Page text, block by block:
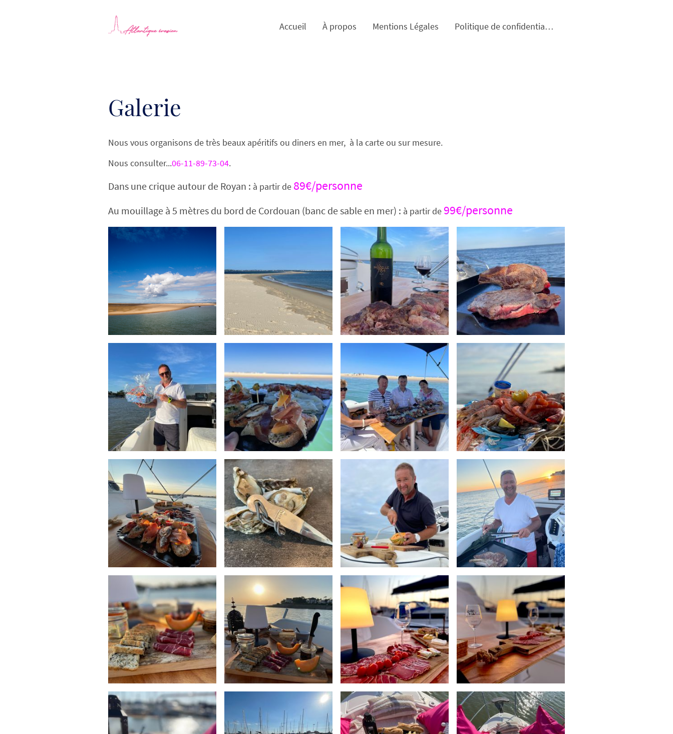
Accueil À propos Mentions Légales Politique de confidentialité
Galerie
Nous vous organisons de très beaux apéritifs ou diners en mer, à la carte ou sur mesure.
Nous consulter...06-11-89-73-04.
Dans une crique autour de Royan : à partir de 89€/personne
Au mouillage à 5 mètres du bord de Cordouan (banc de sable en mer) : à partir de 99€/personne